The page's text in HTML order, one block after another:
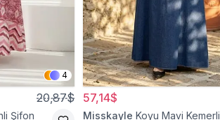
4
20,87$
Şifon
57,14$
Misskayle Koyu Mavi Kemerli